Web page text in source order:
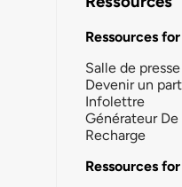
Ressources
Salle de presse
Devenir un
Infolettre
Générateur
Recharge
Ressources